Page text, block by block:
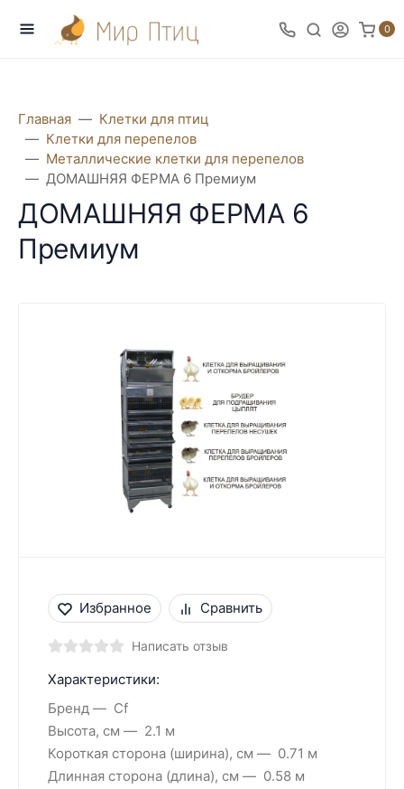
0
Главная
Клетки для птиц
Клетки для перепелов
Металлические клетки для перепелов
ДОМАШНЯЯ ФЕРМА 6 Премиум
ДОМАШНЯЯ ФЕРМА 6
Премиум
Избранное Сравнить
Написать отзыв
Характеристики:
Бренд
Cf
Высота, см
2.1 м
Короткая сторона (ширина), см
0.71 м
Длинная сторона (длина), см
0.58 м